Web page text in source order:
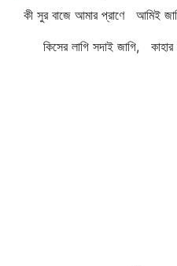
কী সুর বাজে আমার প্রাণে আমিই
কিসের লাগি সদাই জাগি, কাহার